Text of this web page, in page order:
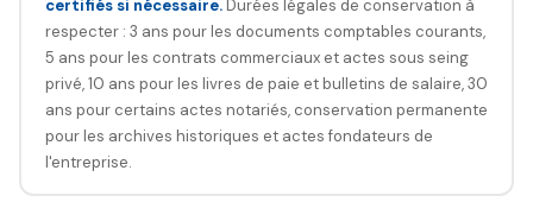
certifiés si nécessaire.Durées légales de conservation à
respecter : 3 ans pour les documents comptables courants,
5 ans pour les contrats commerciaux et actes sous seing
privé, 10 ans pour les livres de paie et bulletins de salaire, 30
ans pour certains actes notariés, conservation permanente
pour les archives historiques et actes fondateurs de
l'entreprise.